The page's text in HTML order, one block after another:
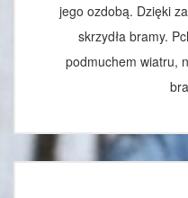
jego ozdobą. Dzięki
skrzydła bramy.
podmuchem wiatru,